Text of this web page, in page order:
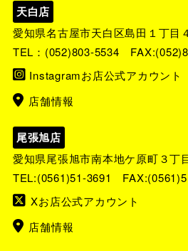
天白店
愛知県名古屋市天白区島田１丁目
TEL： (052)803-5534
Instagramお店公式アカウント
店舗情報
尾張旭店
愛知県尾張旭市南本地ケ原町３丁
TEL:(0561)51-3691
Xお店公式アカウント
店舗情報